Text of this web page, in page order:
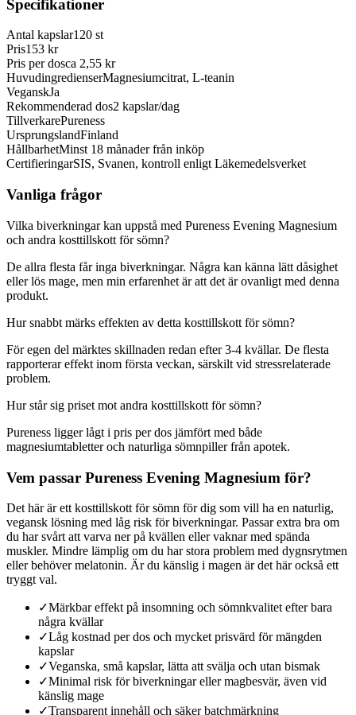
Specifikationer
Antal kapslar120 st
Pris153 kr
Pris per dosca 2,55 kr
HuvudingredienserMagnesiumcitrat, L-teanin
VeganskJa
Rekommenderad dos2 kapslar/dag
TillverkarePureness
UrsprungslandFinland
HållbarhetMinst 18 månader från inköp
CertifieringarSIS, Svanen, kontroll enligt Läkemedelsverket
Vanliga frågor
Vilka biverkningar kan uppstå med Pureness Evening Magnesium
och andra kosttillskott för sömn?
De allra flesta får inga biverkningar. Några kan känna lätt dåsighet
eller lös mage, men min erfarenhet är att det är ovanligt med denna
produkt.
Hur snabbt märks effekten av detta kosttillskott för sömn?
För egen del märktes skillnaden redan efter 3-4 kvällar. De flesta
rapporterar effekt inom första veckan, särskilt vid stressrelaterade
problem.
Hur står sig priset mot andra kosttillskott för sömn?
Pureness ligger lågt i pris per dos jämfört med både
magnesiumtabletter och naturliga sömnpiller från apotek.
Vem passar Pureness Evening Magnesium för?
Det här är ett kosttillskott för sömn för dig som vill ha en naturlig,
vegansk lösning med låg risk för biverkningar. Passar extra bra om
du har svårt att varva ner på kvällen eller vaknar med spända
muskler. Mindre lämplig om du har stora problem med dygnsrytmen
eller behöver melatonin. Är du känslig i magen är det här också ett
tryggt val.
✓Märkbar effekt på insomning och sömnkvalitet efter bara
några kvällar
✓Låg kostnad per dos och mycket prisvärd för mängden
kapslar
✓Veganska, små kapslar, lätta att svälja och utan bismak
✓Minimal risk för biverkningar eller magbesvär, även vid
känslig mage
✓Transparent innehåll och säker batchmärkning